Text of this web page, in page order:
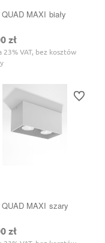
MAXI biały
zł
23% VAT, bez kosztów
MAXI szary
zł
Do